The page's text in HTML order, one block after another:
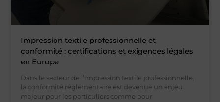
Impression textile professionnelle et
conformité : certifications et exigences légales
en Europe
Dans le secteur de l’impression textile professionnelle,
la conformité réglementaire est devenue un enjeu
majeur pour les particuliers comme pour